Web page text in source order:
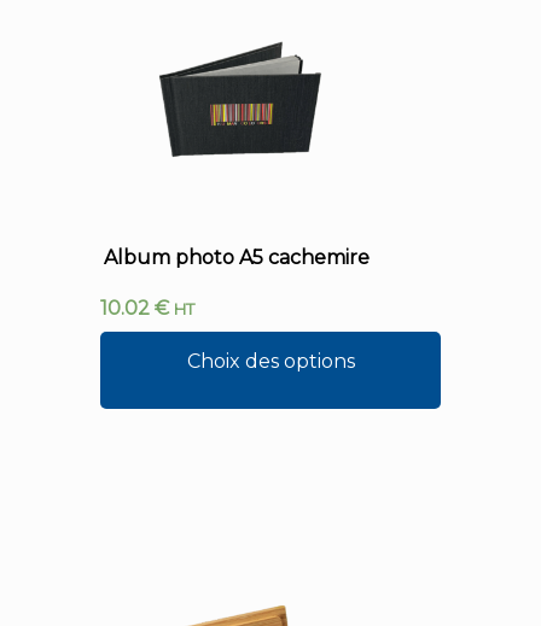
Album photo A5 cachemire
10.02 € HT
Choix des options